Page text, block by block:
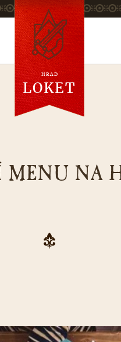
NA
HRAD
LOKET en